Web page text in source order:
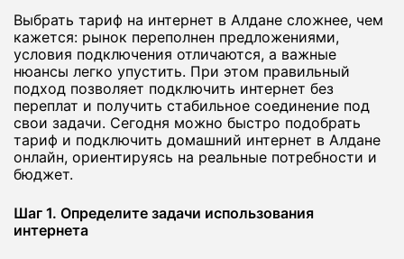
Выбрать тариф на интернет в Алдане сложнее, чем
кажется: рынок переполнен предложениями,
условия подключения отличаются, а важные
нюансы легко упустить. При этом правильный
подход позволяет подключить интернет без
переплат и получить стабильное соединение под
свои задачи. Сегодня можно быстро подобрать
тариф и подключить домашний интернет в Алдане
онлайн, ориентируясь на реальные потребности и
бюджет.
Шаг 1. Определите задачи использования
интернета